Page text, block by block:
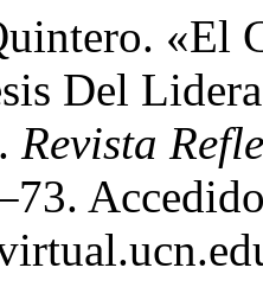
«El
Del
Revista